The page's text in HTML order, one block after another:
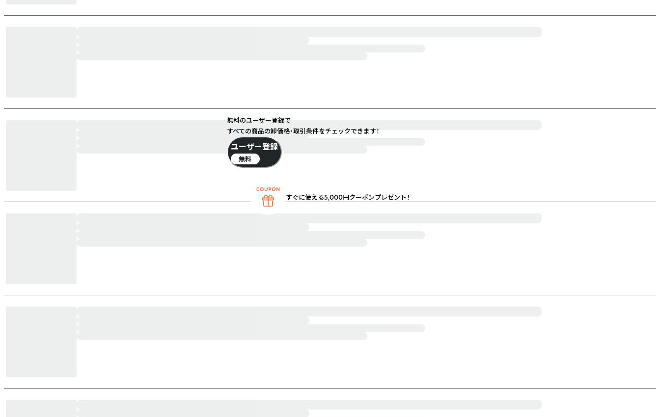
無料のユーザー登録で
すべての商品の卸価格・取引条件をチェックできます！
ユーザー登録
無料
すぐに使える5,000円クーポンプレゼント！